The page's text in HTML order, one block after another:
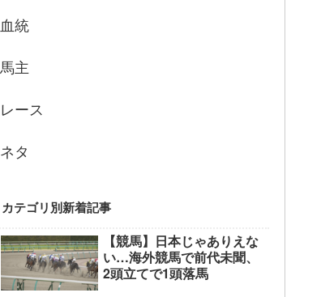
血統
馬主
レース
ネタ
カテゴリ別新着記事
【競馬】日本じゃありえな
い…海外競馬で前代未聞、
2頭立てで1頭落馬